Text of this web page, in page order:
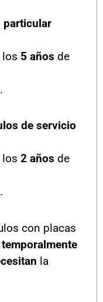
particular
5 años de
.
de servicio
2 años de
.
con placas
temporalmente
la